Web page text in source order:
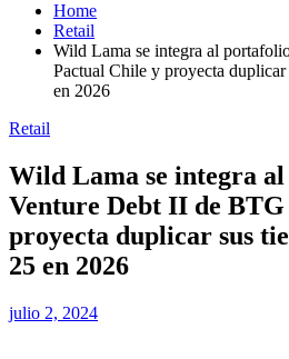
Home
Retail
Wild Lama se integra al
Pactual Chile y proyecta
en 2026
Retail
Wild Lama se integra
Venture Debt II de
proyecta duplicar sus
25 en 2026
julio 2, 2024